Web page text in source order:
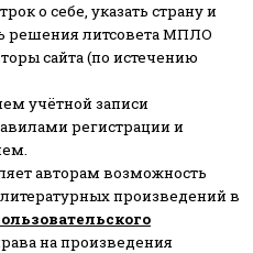
о себе, указать страну и
решения литсовета МПЛО
сайта (по истечению
учётной записи
регистрации и
авторам возможность
произведений в
на произведения